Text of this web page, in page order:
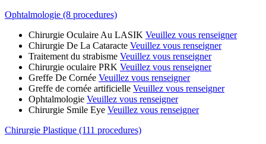
Ophtalmologie (8 procedures)
Chirurgie Oculaire Au LASIK Veuillez vous renseigner
Chirurgie De La Cataracte Veuillez vous renseigner
Traitement du strabisme Veuillez vous renseigner
Chirurgie oculaire PRK Veuillez vous renseigner
Greffe De Cornée Veuillez vous renseigner
Greffe de cornée artificielle Veuillez vous renseigner
Ophtalmologie Veuillez vous renseigner
Chirurgie Smile Eye Veuillez vous renseigner
Chirurgie Plastique (111 procedures)